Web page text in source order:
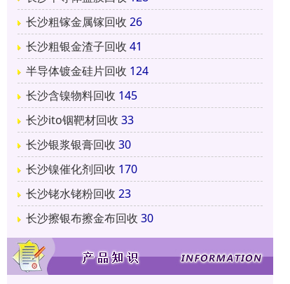
长沙粗镓金属镓回收 26
长沙粗银金渣子回收 41
半导体镀金硅片回收 124
长沙含镍物料回收 145
长沙ito铟靶材回收 33
长沙银浆银膏回收 30
长沙镍催化剂回收 170
长沙铑水铑粉回收 23
长沙擦银布擦金布回收 30